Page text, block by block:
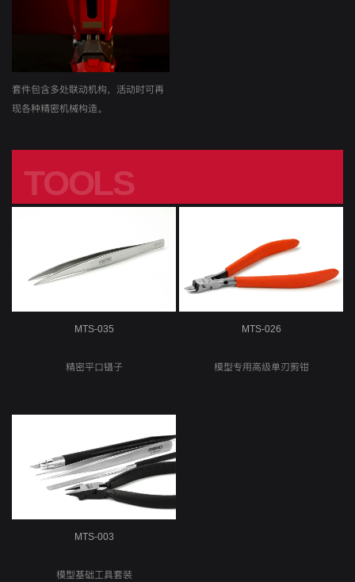
套件包含多处联动机构，活动时可再
现各种精密机械构造。
TOOLS
MTS-035
精密平口镊子
MTS-026
模型专用高级单刃剪钳
MTS-003
模型基础工具套装